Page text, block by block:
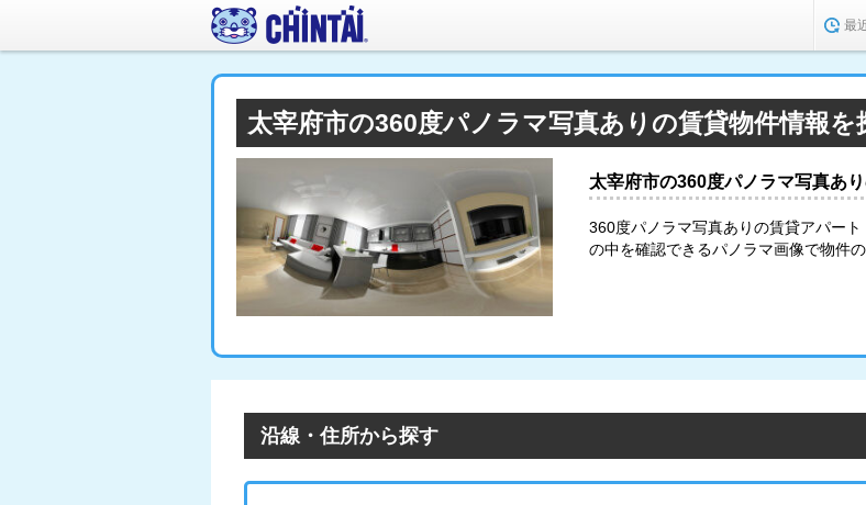
最
太宰府市の360度パノラマ写真ありの賃貸物件情報を
太宰府市の360度パノラマ写真あ
360度パノラマ写真ありの賃貸アパー
の中を確認できるパノラマ画像で物件
沿線・住所から探す